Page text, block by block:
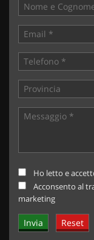
Ho letto e
Acconsento al
marketing